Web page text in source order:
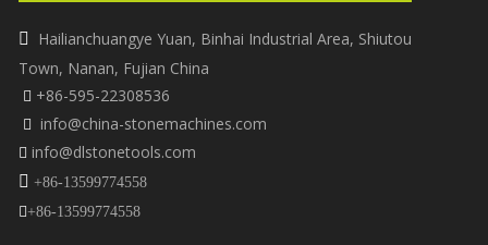

Hailianchuangye Yuan, Binhai Industrial Area, Shiutou
Town, Nanan, Fujian China
 +86-595-22308536
 info@china-stonemachines.com
 info@dlstonetools.com
 +86-13599774558
+86-13599774558